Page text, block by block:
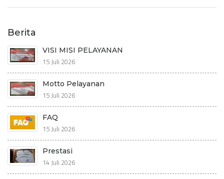
Berita
VISI MISI PELAYANAN
15 Juli 2026
Motto Pelayanan
15 Juli 2026
FAQ
15 Juli 2026
Prestasi
14 Juli 2026